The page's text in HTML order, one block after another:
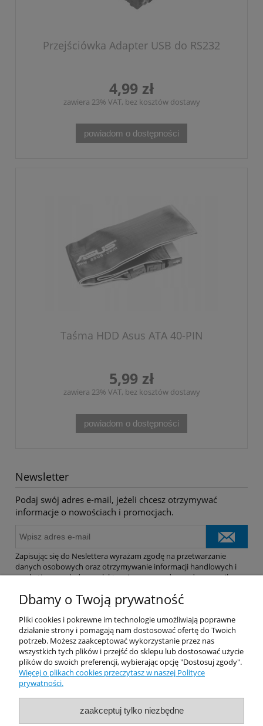
Przejściówka Adapter USB do RS232
4,99 zł
zawiera 23% VAT, bez kosztów dostawy
powiadom o dostępności
Taśma HDD Asus ATA 40-PIN
5,99 zł
zawiera 23% VAT, bez kosztów dostawy
powiadom o dostępności
Newsletter
Podaj swój adres e-mail, jeżeli chcesz otrzymywać
informacje o nowościach i promocjach.
Zapisując się do Neslettera wyrażam zgodę na przetwarzanie
danych osobowych oraz otrzymywanie informacji handlowych i
marketingowych drogą elektroniczną na podany adres e-mail.
Pomoc
Dostawa
Moje konto
Dbamy o Twoją prywatność
Pliki cookies i pokrewne im technologie umożliwiają poprawne
działanie strony i pomagają nam dostosować ofertę do Twoich
potrzeb. Możesz zaakceptować wykorzystanie przez nas
wszystkich tych plików i przejść do sklepu lub dostosować użycie
plików do swoich preferencji, wybierając opcję "Dostosuj zgody".
Więcej o plikach cookies przeczytasz w naszej Polityce
prywatności.
zaakceptuj tylko niezbędne